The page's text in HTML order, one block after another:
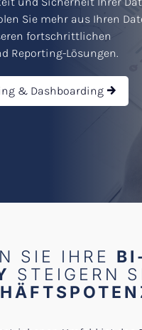
Sie mehr aus Ihren
fortschrittlichen
Reporting-Lösungen.
& Dashboarding
SIE IHRE
STEIGERN